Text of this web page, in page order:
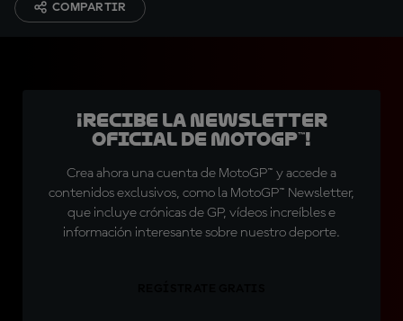
COMPARTIR
¡Recibe la Newsletter
oficial de MotoGP™!
Crea ahora una cuenta de MotoGP™ y accede a
contenidos exclusivos, como la MotoGP™ Newsletter,
que incluye crónicas de GP, vídeos increíbles e
información interesante sobre nuestro deporte.